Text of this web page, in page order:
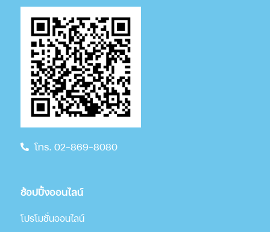
โทร. 02-869-8080
ช้อปปิ้งออนไลน์
โปรโมชั่นออนไลน์